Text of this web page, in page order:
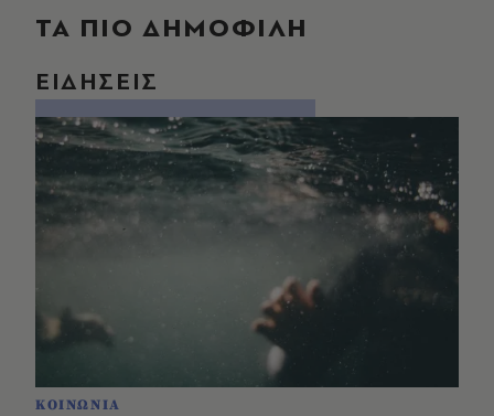
ΤΑ ΠΙΟ ΔΗΜΟΦΙΛΗ
ΕΙΔΗΣΕΙΣ
ΚΟΙΝΩΝΙΑ